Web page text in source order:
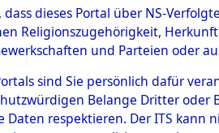
auf dem
dass dieses Portal über NS-
Religionszugehörigkeit,
und Parteien oder
sind Sie persönlich dafür
Belange Dritter
Daten respektieren. Der ITS